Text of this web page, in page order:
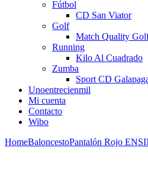
Fútbol
CD San Viator
Golf
Match Quality
Running
Kilo Al Cuadrado
Zumba
Sport CD
Unoentrecienmil
Mi cuenta
Contacto
Wibo
HomeBaloncestoPantalón Rojo